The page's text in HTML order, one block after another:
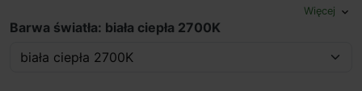
Więcej expand_more
Barwa światła: biała ciepła 2700K